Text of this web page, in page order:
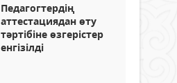
Педагогтердің
аттестациядан өту
тәртібіне өзгерістер
енгізілді